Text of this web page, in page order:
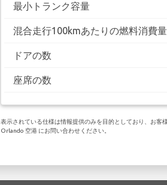
最小トランク容量
混合走行100kmあたりの燃料消費量
ドアの数
座席の数
表示されている仕様は情報提供のみを目的としており、お
Orlando 空港 にお問い合わせください。